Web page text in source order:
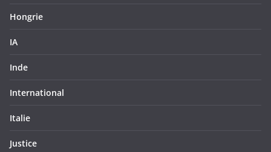
Hongrie
IA
Inde
International
Italie
Justice